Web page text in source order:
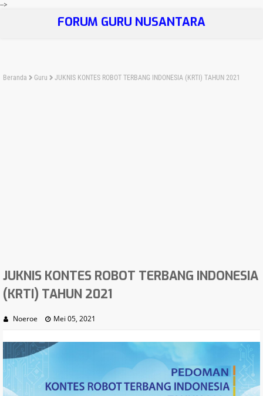
-->
FORUM GURU NUSANTARA
Beranda Guru JUKNIS KONTES ROBOT TERBANG INDONESIA (KRTI) TAHUN 2021
JUKNIS KONTES ROBOT TERBANG INDONESIA
(KRTI) TAHUN 2021
Noeroe Mei 05, 2021